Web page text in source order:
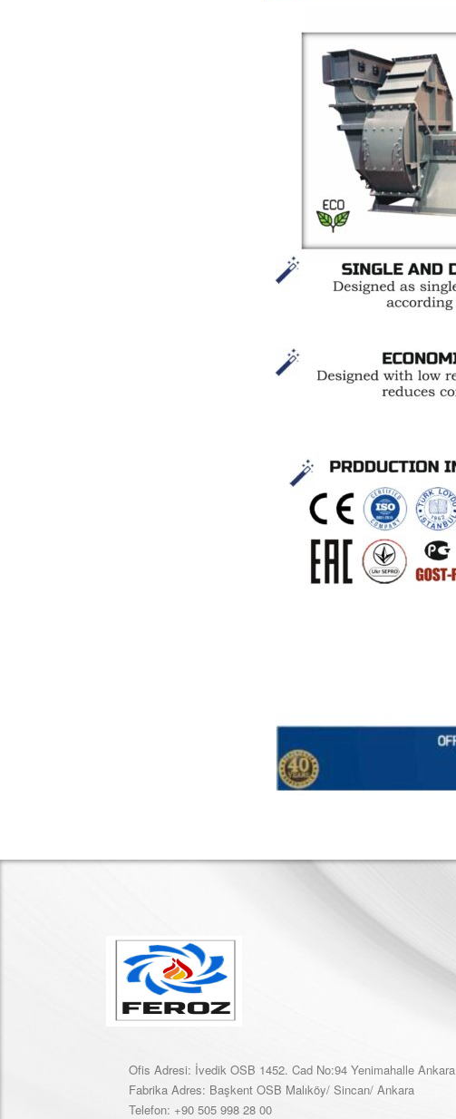
Ofis Adresi: İvedik OSB 1452. Cad No:94 Yenimahalle Ankara
Fabrika Adres: Başkent OSB Malıköy/ Sincan/ Ankara
Telefon: +90 505 998 28 00